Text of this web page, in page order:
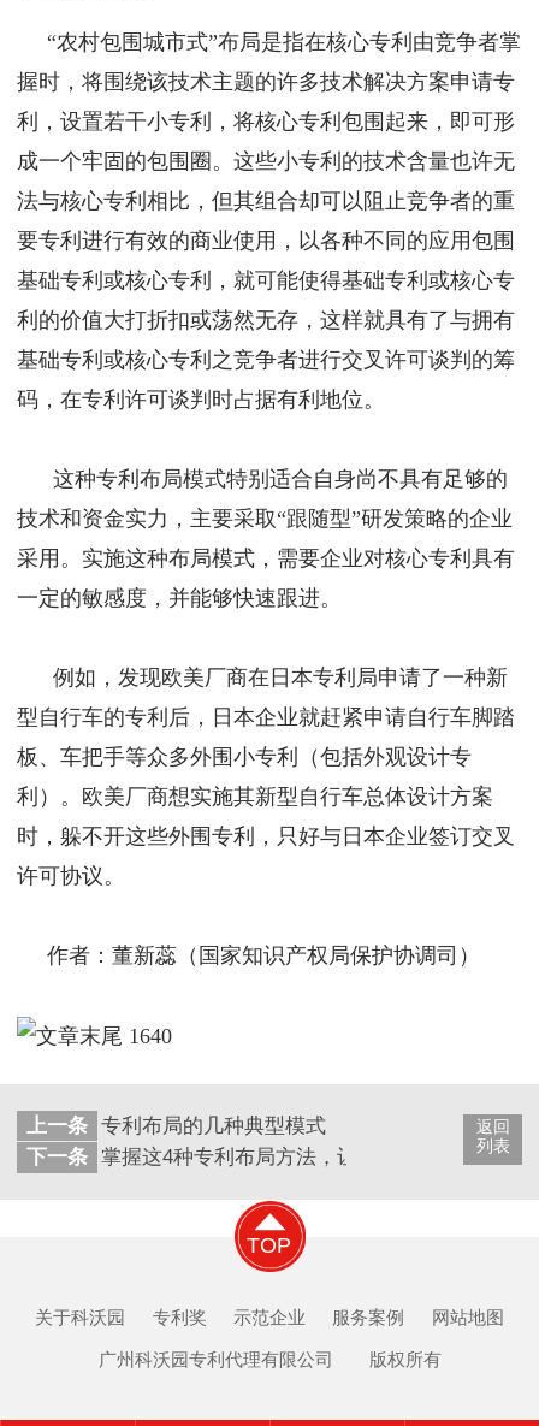
“农村包围城市式”布局是指在核心专利由竞争者掌
握时，将围绕该技术主题的许多技术解决方案申请专
利，设置若干小专利，将核心专利包围起来，即可形
成一个牢固的包围圈。这些小专利的技术含量也许无
法与核心专利相比，但其组合却可以阻止竞争者的重
要专利进行有效的商业使用，以各种不同的应用包围
基础专利或核心专利，就可能使得基础专利或核心专
利的价值大打折扣或荡然无存，这样就具有了与拥有
基础专利或核心专利之竞争者进行交叉许可谈判的筹
码，在专利许可谈判时占据有利地位。
这种专利布局模式特别适合自身尚不具有足够的
技术和资金实力，主要采取“跟随型”研发策略的企业
采用。实施这种布局模式，需要企业对核心专利具有
一定的敏感度，并能够快速跟进。
例如，发现欧美厂商在日本专利局申请了一种新
型自行车的专利后，日本企业就赶紧申请自行车脚踏
板、车把手等众多外围小专利（包括外观设计专
利）。欧美厂商想实施其新型自行车总体设计方案
时，躲不开这些外围专利，只好与日本企业签订交叉
许可协议。
作者：董新蕊（国家知识产权局保护协调司）
返回
列表
上一条 专利布局的几种典型模式
下一条 掌握这4种专利布局方法，让企业做到“事半功倍
TOP
关于科沃园 专利奖 示范企业 服务案例 网站地图
广州科沃园专利代理有限公司 版权所有